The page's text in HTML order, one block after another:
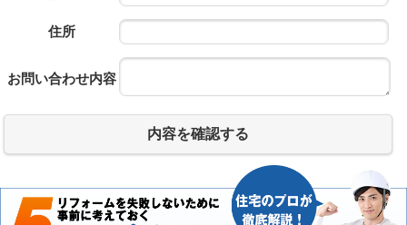
住所
お問い合わせ内容
内容を確認する